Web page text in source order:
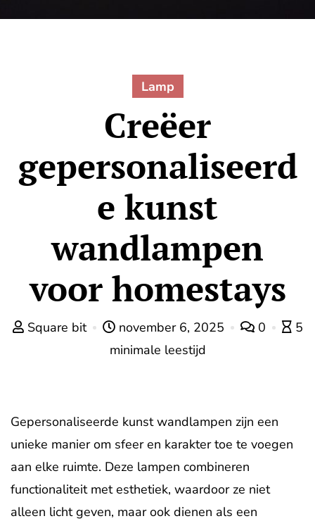
Lamp
Creëer
gepersonaliseerd
e kunst
wandlampen
voor homestays
Square bit november 6, 2025 0
5
minimale leestijd
Gepersonaliseerde kunst wandlampen zijn een
unieke manier om sfeer en karakter toe te voegen
aan elke ruimte. Deze lampen combineren
functionaliteit met esthetiek, waardoor ze niet
alleen licht geven, maar ook dienen als een